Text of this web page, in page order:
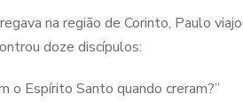
na região de Corinto, Paulo
doze discípulos:
o Espírito Santo quando creram?”